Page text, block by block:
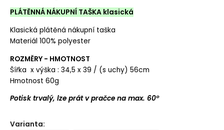
PLÁTĚNNÁ NÁKUPNÍ TAŠKA klasická
Klasická plátěná nákupní taška
Materiál 100% polyester
ROZMĚRY - HMOTNOST
Šířka x výška : 34,5 x 39 / (s uchy) 56cm
Hmotnost 60g
Potisk trvalý, lze prát v pračce na max. 60°
Varianta: